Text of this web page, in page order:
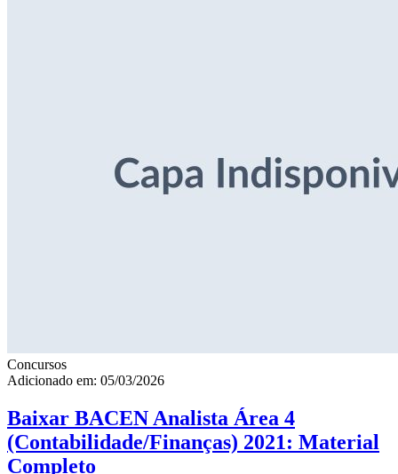
Concursos
Adicionado em: 05/03/2026
Baixar BACEN Analista Área 4
(Contabilidade/Finanças) 2021: Material
Completo